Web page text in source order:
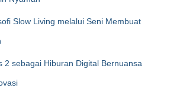
Slow Living melalui Seni Membuat
2 sebagai Hiburan Digital Bernuansa